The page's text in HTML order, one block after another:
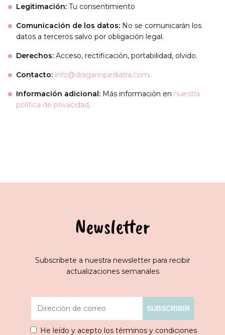
Legitimación: Tu consentimiento
Comunicación de los datos: No se comunicarán los
datos a terceros salvo por obligación legal.
Derechos: Acceso, rectificación, portabilidad, olvido.
Contacto: info@dragarinpediatra.com.
Información adicional: Más información en nuestra
política de privacidad.
Newsletter
Subscribete a nuestra newsletter para recibir
actualizaciones semanales
He leído y acepto los términos y condiciones